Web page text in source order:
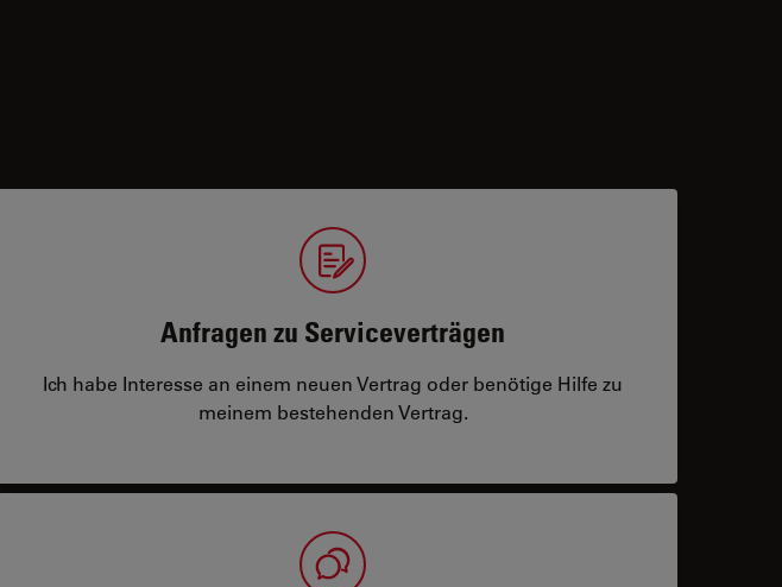
Anfragen zu Serviceverträgen
Ich habe Interesse an einem neuen Vertrag oder benötige Hilfe zu
meinem bestehenden Vertrag.